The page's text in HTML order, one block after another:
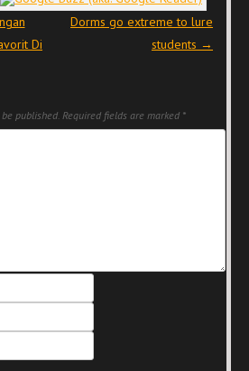
Di
Dorms go extreme to lure
students →
published. Required fields are marked *